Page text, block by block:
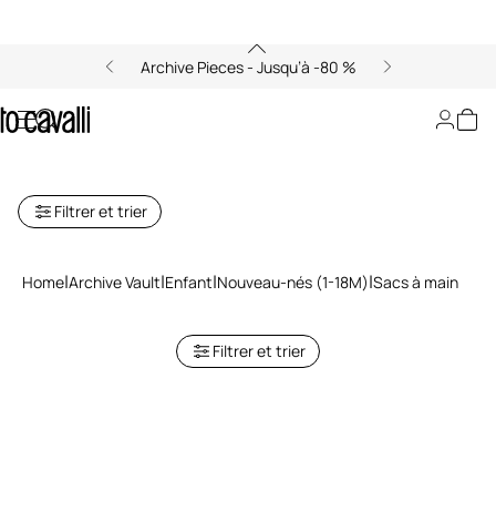
Archive Pieces - Jusqu’à -80 %
Archive : Sacs à main Nouveau-
né
Filtrer et trier
Home Archive Vault Enfant Nouveau-nés (1-18M) Sacs à main
Filtrer et trier